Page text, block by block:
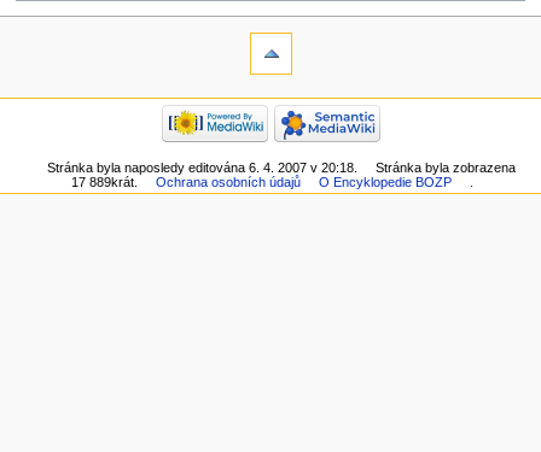
Stránka byla naposledy editována 6. 4. 2007 v 20:18.
Stránka byla zobrazena
17 889krát.
Ochrana osobních údajů O Encyklopedie BOZP